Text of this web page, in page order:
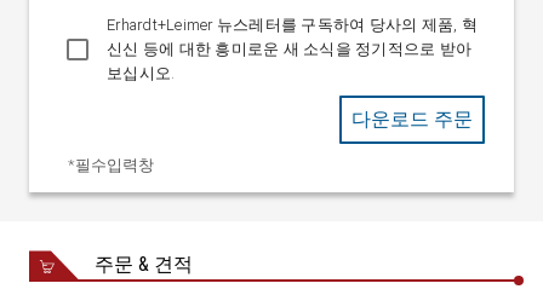
Erhardt+Leimer 뉴스레터를 구독하여 당사의 제품, 혁
신신 등에 대한 흥미로운 새 소식을 정기적으로 받아
보십시오.
*필수입력창
다운로드 주문
주문 & 견적